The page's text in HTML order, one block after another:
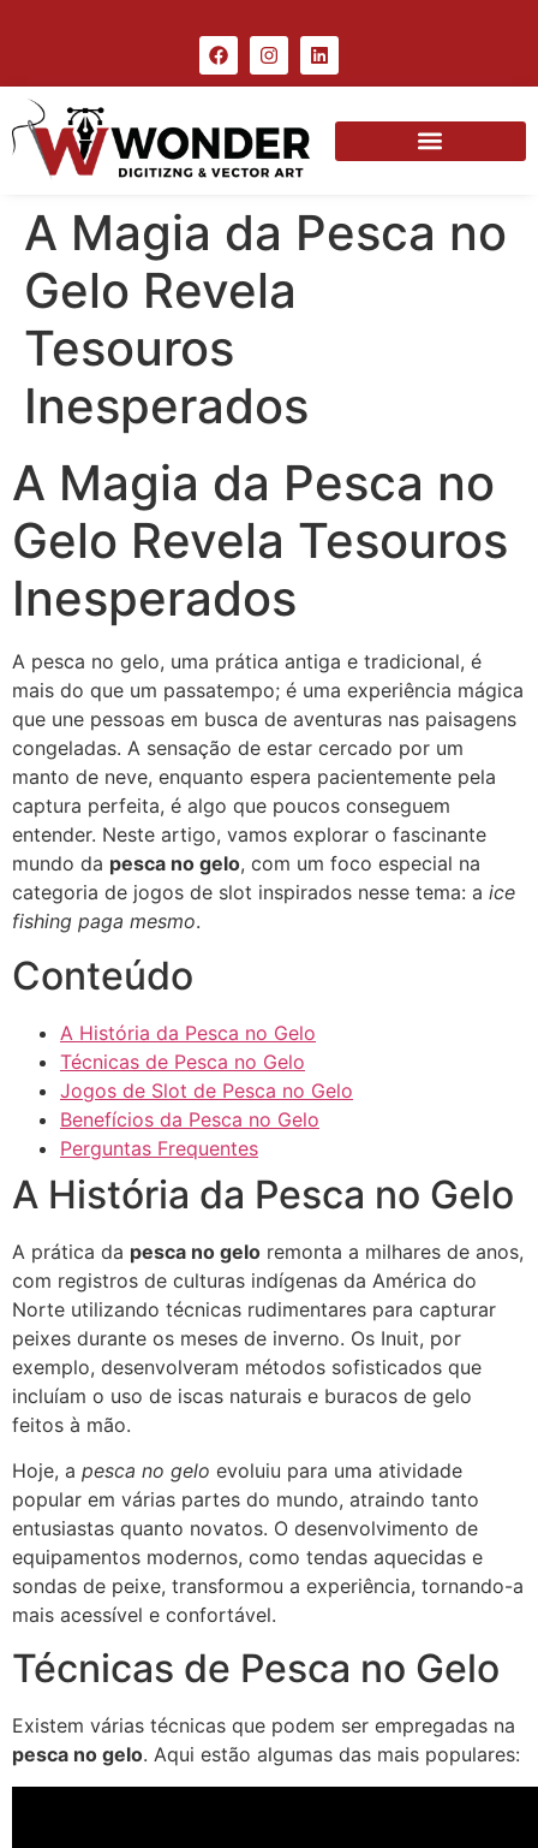
A Magia da Pesca no
Gelo Revela
Tesouros
Inesperados
A Magia da Pesca no
Gelo Revela Tesouros
Inesperados
A pesca no gelo, uma prática antiga e tradicional, é
mais do que um passatempo; é uma experiência mágica
que une pessoas em busca de aventuras nas paisagens
congeladas. A sensação de estar cercado por um
manto de neve, enquanto espera pacientemente pela
captura perfeita, é algo que poucos conseguem
entender. Neste artigo, vamos explorar o fascinante
mundo da pesca no gelo, com um foco especial na
categoria de jogos de slot inspirados nesse tema: a ice
fishing paga mesmo.
Conteúdo
A História da Pesca no Gelo
Técnicas de Pesca no Gelo
Jogos de Slot de Pesca no Gelo
Benefícios da Pesca no Gelo
Perguntas Frequentes
A História da Pesca no Gelo
A prática da pesca no gelo remonta a milhares de anos,
com registros de culturas indígenas da América do
Norte utilizando técnicas rudimentares para capturar
peixes durante os meses de inverno. Os Inuit, por
exemplo, desenvolveram métodos sofisticados que
incluíam o uso de iscas naturais e buracos de gelo
feitos à mão.
Hoje, a pesca no gelo evoluiu para uma atividade
popular em várias partes do mundo, atraindo tanto
entusiastas quanto novatos. O desenvolvimento de
equipamentos modernos, como tendas aquecidas e
sondas de peixe, transformou a experiência, tornando-a
mais acessível e confortável.
Técnicas de Pesca no Gelo
Existem várias técnicas que podem ser empregadas na
pesca no gelo. Aqui estão algumas das mais populares: